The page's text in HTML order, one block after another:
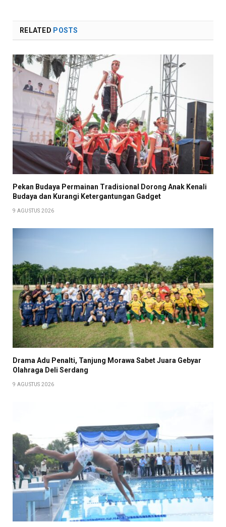
RELATED POSTS
Pekan Budaya Permainan Tradisional Dorong Anak Kenali
Budaya dan Kurangi Ketergantungan Gadget
9 AGUSTUS 2026
Drama Adu Penalti, Tanjung Morawa Sabet Juara Gebyar
Olahraga Deli Serdang
9 AGUSTUS 2026